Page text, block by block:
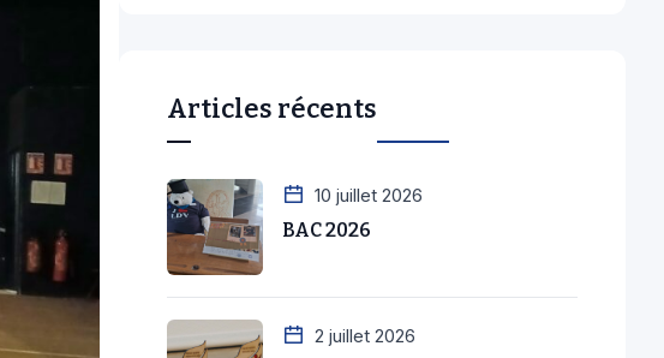
Articles récents
10 juillet 2026
BAC 2026
2 juillet 2026